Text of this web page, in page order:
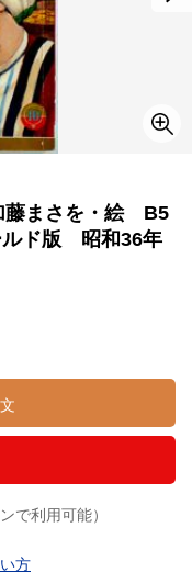
藤まさを・絵 B5
ド版 昭和36年
で利用可能）
方